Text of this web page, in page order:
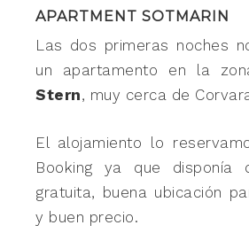
APARTMENT SOTMARIN
Las dos primeras noches
un apartamento en la
Stern, muy cerca de
El alojamiento lo
Booking ya que disponía
gratuita, buena ubicación
y buen precio.